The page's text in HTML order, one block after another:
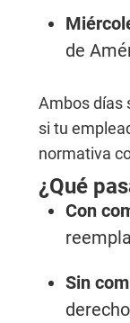
de
Ambos días
si tu
normativa
¿Qué
Con
Sin